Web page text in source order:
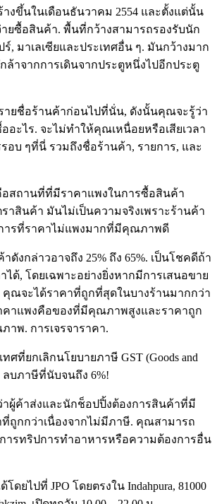
งขึ้นในเดือนธันวาคม 2554 และตั้งแต่นั้น
ยซื้อสินค้า. พื้นที่กว้างสามารถรองรับนัก
ร์, มาเลเซียและประเทศอื่น ๆ. มันกว้างมาก
าจากการเดินจากประตูหนึ่งไปอีกประตู
ายชื่อร้านค้าก่อนไปที่นั่น, ดังนั้นคุณจะรู้ว่า
อะไร. จะไม่ทำให้คุณเหนื่อยหรือเสียเวลา
อบ ๆที่นี่ รวมถึงชื่อร้านค้า, รายการ, และ
อสถานที่ที่มีราคาแพงในการซื้อสินค้า
าสินค้า มันไม่เป็นความจริงเพราะร้านค้า
ารที่ราคาไม่แพงมากที่มีคุณภาพดี
ดังกล่าวอาจถึง 25% ถึง 65%. เป็นโชคดีถ้า
ด้, โดยเฉพาะอย่างยิ่งหากมีการเสนอขาย
ณจะได้ราคาที่ถูกที่สุดในบางร้านมากกว่า
คาแพงคือของที่มีคุณภาพสูงและราคาถูก
พ. การเจรจาราคา.
ทศที่ยกเลิกนโยบายภาษี GST (Goods and
ลบภาษีที่นับจนถึง 6%!
ผู้ค้าส่งและนักช็อปปิ้งต้องการสินค้าที่มี
ถูกกว่าเนื่องจากไม่มีภาษี. คุณสามารถ
ารทริปการทำอาหารหรือความต้องการอื่น
ยไปที่ JPO โดยตรงใน Indahpura, 81000